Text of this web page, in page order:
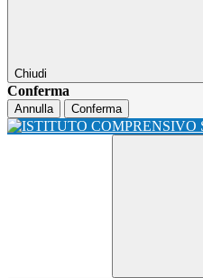
Chiudi
Conferma
Annulla Conferma